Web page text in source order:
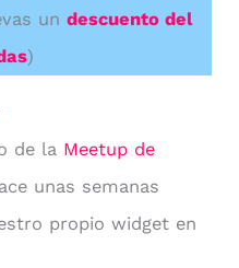
un descuento del
)
de la Meetup de
unas semanas
propio widget en